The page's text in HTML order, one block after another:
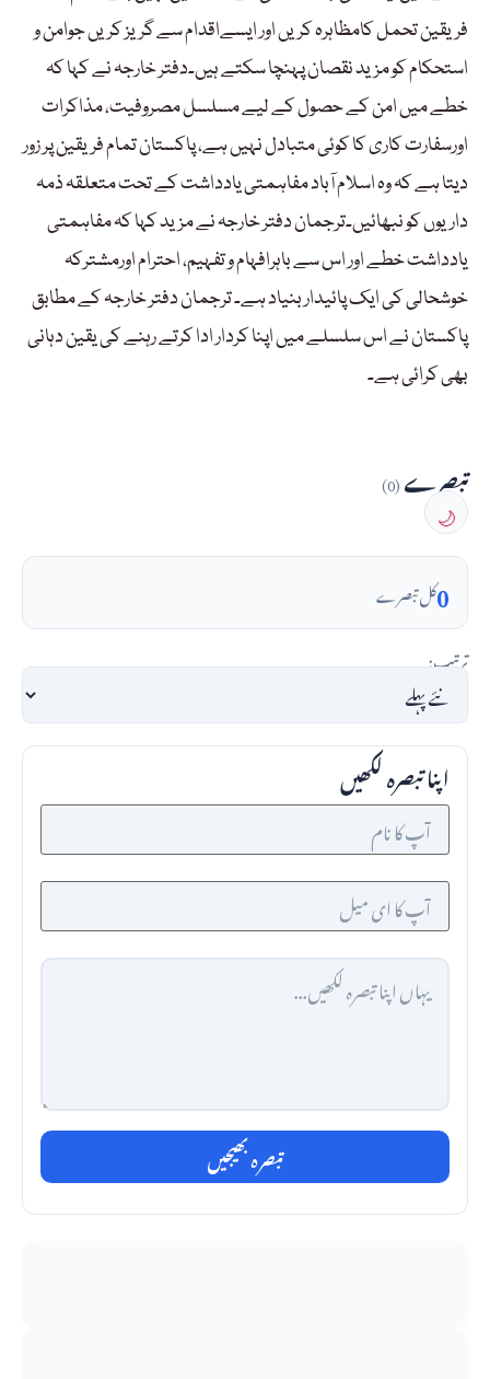
فریقین تحمل کامظاہرہ کریں اور ایسےاقدام سے گریز کریں جوامن و
استحکام کو مزید نقصان پہنچا سکتے ہیں۔دفتر خارجہ نے کہا کہ
خطے میں امن کے حصول کے لیے مسلسل مصروفیت، مذاکرات
اورسفارت کاری کا کوئی متبادل نہیں ہے، پاکستان تمام فریقین پر زور
دیتا ہے کہ وہ اسلام آباد مفاہمتی یادداشت کے تحت متعلقہ ذمہ
داریوں کو نبھائیں۔ترجمان دفتر خارجہ نے مزید کہا کہ مفاہمتی
یادداشت خطے اور اس سے باہرافہام و تفہیم، احترام اورمشترکہ
خوشحالی کی ایک پائیداربنیاد ہے۔ ترجمان دفتر خارجہ کے مطابق
پاکستان نے اس سلسلے میں اپنا کردار ادا کرتے رہنے کی یقین دہانی
بھی کرائی ہے۔
تبصرے(0)
🌙
0کل تبصرے
ترتیب:
اپنا تبصرہ لکھیں
تبصرہ بھیجیں